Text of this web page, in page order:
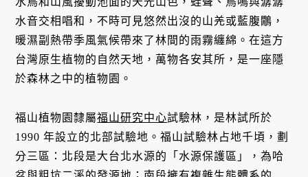
水音交相唱和，不時可見悠然出沒的山羌或藍腹鷳，
暖濕副熱帶季風氣候帶來了林間的雨霧纏綿。在這方
台灣原生植物的自然天地，萬物各安其所，是一座隱
於森林之中的植物園。
福山植物園隸屬福山研究中心試驗林，是林試所於
1990 年設立的北部試驗地。福山試驗林占地千頃，劃
分三區：北段是大台北水源的「水源保護區」，為哈